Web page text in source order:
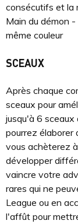
consécutifs et la
Main du démon
même couleur
SCEAUX
Après chaque
sceaux pour
jusqu'à 6 sceaux
pourrez élaborer
vous achèterez
développer
vaincre votre
rares qui ne
League ou en
l'affût pour